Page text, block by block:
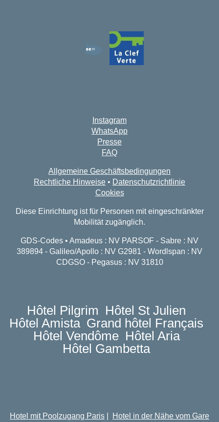
Instagram
WhatsApp
Presse
FAQ
Allgemeine Geschäftsbedingungen
Rechtliche Hinweise • Datenschutzrichtlinie
Cookies
Diese Einrichtung ist für Personen mit eingeschränkter
Mobilität zugänglich.
GDS-Codes • Amadeus : NV PARSOF - Sabre : NV
389894 - Galileo/Apollo : NV G2981 - Wordlspan : NV
CDGSO - Pegasus : NV 31810
Hôtel Pilgrim
Hôtel St Julien
Hôtel Amista Grand hôtel Français
Hôtel Vendôme Hôtel Aria
Hôtel Gambetta
Hotel mit Poolzugang Paris
Hotel in der Nähe vom Gare